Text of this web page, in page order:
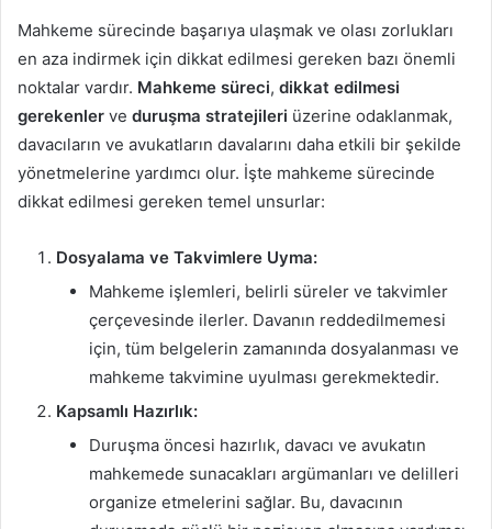
Mahkeme sürecinde başarıya ulaşmak ve olası zorlukları
en aza indirmek için dikkat edilmesi gereken bazı önemli
noktalar vardır. Mahkeme süreci, dikkat edilmesi
gerekenler ve duruşma stratejileri üzerine odaklanmak,
davacıların ve avukatların davalarını daha etkili bir şekilde
yönetmelerine yardımcı olur. İşte mahkeme sürecinde
dikkat edilmesi gereken temel unsurlar:
Dosyalama ve Takvimlere Uyma:
Mahkeme işlemleri, belirli süreler ve takvimler
çerçevesinde ilerler. Davanın reddedilmemesi
için, tüm belgelerin zamanında dosyalanması ve
mahkeme takvimine uyulması gerekmektedir.
Kapsamlı Hazırlık:
Duruşma öncesi hazırlık, davacı ve avukatın
mahkemede sunacakları argümanları ve delilleri
organize etmelerini sağlar. Bu, davacının